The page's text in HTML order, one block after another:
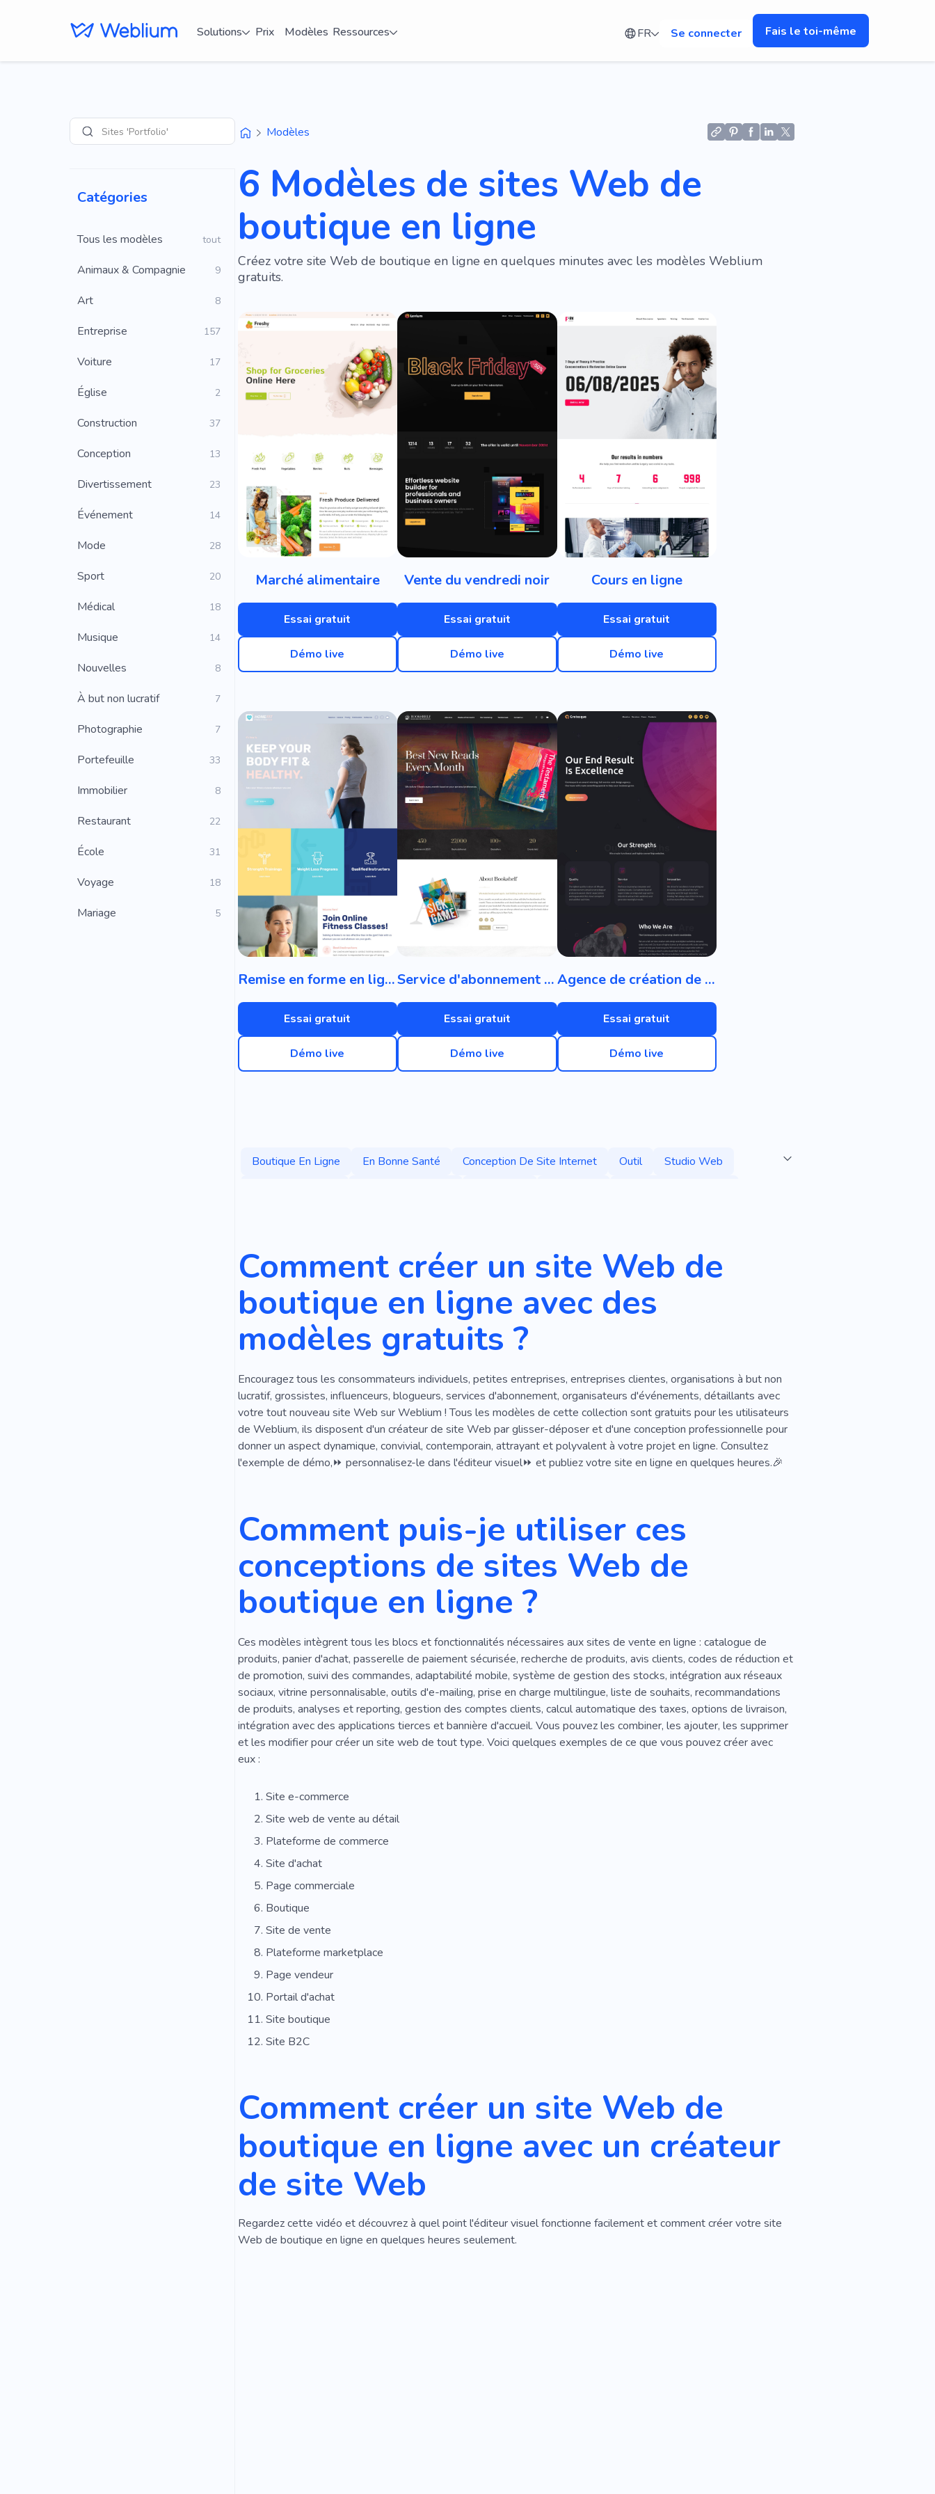
Solutions Prix Modèles Ressources FR Se connecter Fais le toi-même
Recherche
Sites 'Portfolio'
Catégories
Tous les modèles tout
Animaux & Compagnie 9
Art 8
Entreprise 157
Voiture 17
Église 2
Construction 37
Conception 13
Divertissement 23
Événement 14
Mode 28
Sport 20
Médical 18
Musique 14
Nouvelles 8
À but non lucratif 7
Photographie 7
Portefeuille 33
Immobilier 8
Restaurant 22
École 31
Voyage 18
Mariage 5
Modèles
6 Modèles de sites Web de
boutique en ligne
Créez votre site Web de boutique en ligne en quelques minutes avec les modèles Weblium
gratuits.
Marché alimentaire
Essai gratuit
Démo live
Vente du vendredi noir
Essai gratuit
Démo live
Cours en ligne
Essai gratuit
Démo live
Remise en forme en ligne
Essai gratuit
Démo live
Service d'abonnement aux livres
Essai gratuit
Démo live
Agence de création de sites Web
Essai gratuit
Démo live
Boutique En Ligne En Bonne Santé Conception De Site Internet Outil
Studio Web
Comment créer un site Web de
boutique en ligne avec des
modèles gratuits ?
Encouragez tous les consommateurs individuels, petites entreprises, entreprises clientes, organisations à but non
lucratif, grossistes, influenceurs, blogueurs, services d'abonnement, organisateurs d'événements, détaillants avec
votre tout nouveau site Web sur Weblium ! Tous les modèles de cette collection sont gratuits pour les utilisateurs
de Weblium, ils disposent d'un créateur de site Web par glisser-déposer et d'une conception professionnelle pour
donner un aspect dynamique, convivial, contemporain, attrayant et polyvalent à votre projet en ligne. Consultez
l'exemple de démo,⏩ personnalisez-le dans l'éditeur visuel⏩ et publiez votre site en ligne en quelques heures.🎉
Comment puis-je utiliser ces
conceptions de sites Web de
boutique en ligne ?
Ces modèles intègrent tous les blocs et fonctionnalités nécessaires aux sites de vente en ligne : catalogue de
produits, panier d'achat, passerelle de paiement sécurisée, recherche de produits, avis clients, codes de réduction et
de promotion, suivi des commandes, adaptabilité mobile, système de gestion des stocks, intégration aux réseaux
sociaux, vitrine personnalisable, outils d'e-mailing, prise en charge multilingue, liste de souhaits, recommandations
de produits, analyses et reporting, gestion des comptes clients, calcul automatique des taxes, options de livraison,
intégration avec des applications tierces et bannière d'accueil. Vous pouvez les combiner, les ajouter, les supprimer
et les modifier pour créer un site web de tout type. Voici quelques exemples de ce que vous pouvez créer avec
eux :
Site e-commerce
Site web de vente au détail
Plateforme de commerce
Site d'achat
Page commerciale
Boutique
Site de vente
Plateforme marketplace
Page vendeur
Portail d'achat
Site boutique
Site B2C
Comment créer un site Web de
boutique en ligne avec un créateur
de site Web
Regardez cette vidéo et découvrez à quel point l'éditeur visuel fonctionne facilement et comment créer votre site
Web de boutique en ligne en quelques heures seulement.